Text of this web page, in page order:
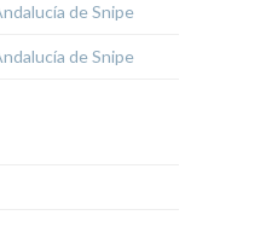
de Snipe
de Snipe